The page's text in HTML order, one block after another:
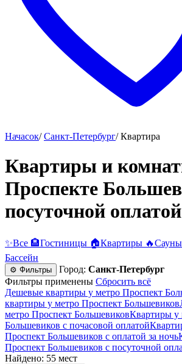
Начасок/ Санкт-Петербург/ Квартира
Квартиры и
Проспекте
посуточной оплатой
✨Все 🏨Гостиницы 🏠Квартиры 🔥Сауны
Бассейн
⚙ Фильтры Город: Санкт-Петербург
Фильтры применены Сбросить всё
Дешевые квартиры у метро Проспект
квартиры у метро Проспект Большевиков
метро Проспект БольшевиковКвартиры у
Большевиков c почасовой оплатой
Проспект Большевиков с оплатой за ночь
Проспект Большевиков c посуточной
Найдено: 55 мест